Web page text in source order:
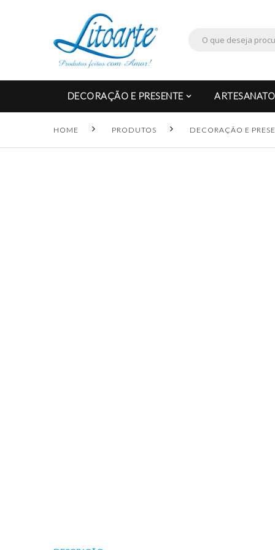
DECORAÇÃO E PRESENTE ARTESANATO
HOME PRODUTOS DECORAÇÃO E